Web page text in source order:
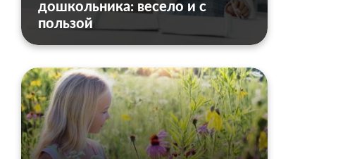
дошкольника: весело и с
пользой